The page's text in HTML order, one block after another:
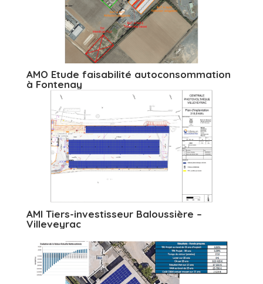
AMO Etude faisabilité autoconsommation
à Fontenay
AMI Tiers-investisseur Baloussière –
Villeveyrac